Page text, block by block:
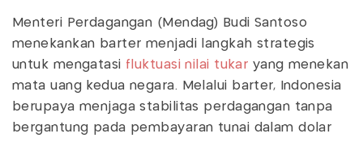
Menteri Perdagangan (Mendag) Budi Santoso
menekankan barter menjadi langkah strategis
untuk mengatasi fluktuasi nilai tukar yang menekan
mata uang kedua negara. Melalui barter, Indonesia
berupaya menjaga stabilitas perdagangan tanpa
bergantung pada pembayaran tunai dalam dolar